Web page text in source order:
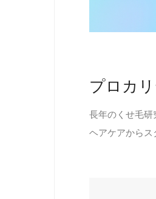
プロカ
長年のくせ毛研
ヘアケアからス